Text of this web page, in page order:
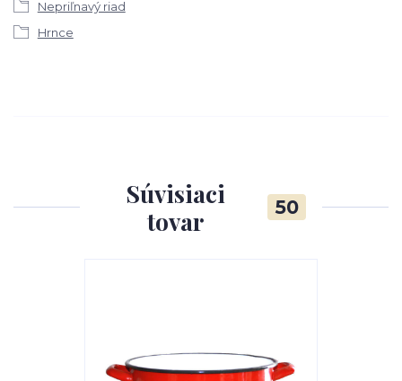
Nepriľnavý riad
Hrnce
Súvisiaci
tovar
50